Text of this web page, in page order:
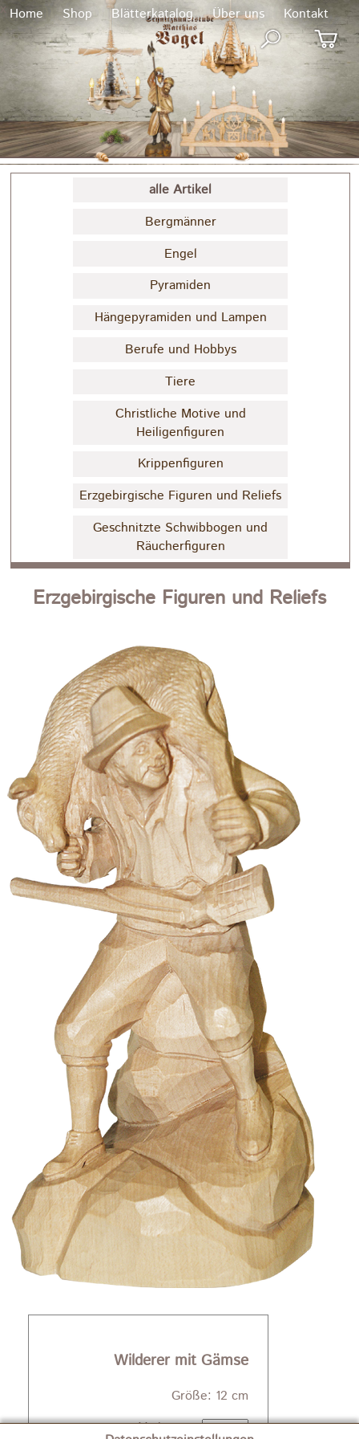
Home Shop Blätterkatalog Über uns Kontakt
alle Artikel
Bergmänner
Engel
Pyramiden
Hängepyramiden und Lampen
Berufe und Hobbys
Tiere
Christliche Motive und
Heiligenfiguren
Krippenfiguren
Erzgebirgische Figuren und Reliefs
Geschnitzte Schwibbogen und
Räucherfiguren
Erzgebirgische Figuren und Reliefs
Wilderer mit Gämse
Größe: 12 cm
Varianten:
x